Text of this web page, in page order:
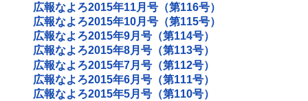
広報なよろ2015年11月号（第116号）
広報なよろ2015年10月号（第115号）
広報なよろ2015年9月号（第114号）
広報なよろ2015年8月号（第113号）
広報なよろ2015年7月号（第112号）
広報なよろ2015年6月号（第111号）
広報なよろ2015年5月号（第110号）